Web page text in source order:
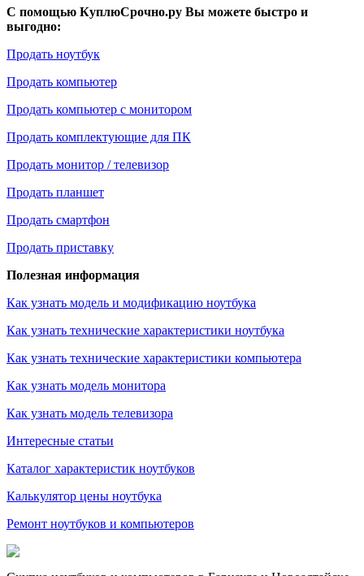
С помощью КуплюСрочно.ру Вы можете быстро и
выгодно:
Продать ноутбук
Продать компьютер
Продать компьютер с монитором
Продать комплектующие для ПК
Продать монитор / телевизор
Продать планшет
Продать смартфон
Продать приставку
Полезная информация
Как узнать модель и модификацию ноутбука
Как узнать технические характеристики ноутбука
Как узнать технические характеристики компьютера
Как узнать модель монитора
Как узнать модель телевизора
Интересные статьи
Каталог характеристик ноутбуков
Калькулятор цены ноутбука
Ремонт ноутбуков и компьютеров